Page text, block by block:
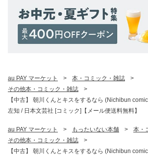
au PAY マーケット > 本・コミック・雑誌
>
その他本・コミック・雑誌
>
【中古】 朝川くんとキスをするなら (Nichibun
左知 / 日本文芸社 [コミック]【メール便送料無料】
au PAY マーケット > もったいない本舗 > 本・
その他本・コミック・雑誌
>
【中古】 朝川くんとキスをするなら (Nichibun